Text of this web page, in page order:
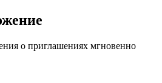
о приглашениях мгновенно